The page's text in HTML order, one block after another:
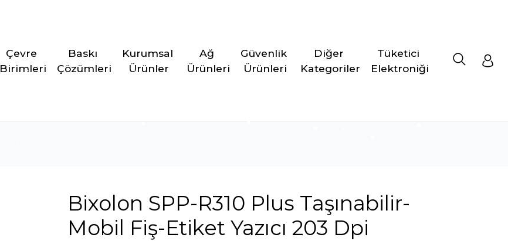
Çevre
Birimleri
Baskı
Çözümleri
Kurumsal
Ürünler
Ağ
Ürünleri
Güvenlik
Ürünleri
Diğer
Kategoriler
Tüketici
Elektroniği
Bixolon SPP-R310 Plus Taşınabilir-
Mobil Fiş-Etiket Yazıcı 203 Dpi